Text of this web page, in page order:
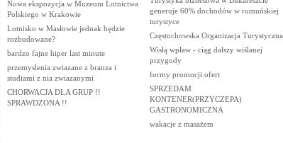
Nowa ekspozycja w Muzeum Lotnictwa
Polskiego w Krakowie
Lotnisko w Masłowie jednak będzie
rozbudowane?
bardzo fajne hiper last minute
przemyslenia zwiazane z branza i
studiami z nia zwiazanymi
CHORWACJA DLA GRUP !!
SPRAWDZONA !!
generuje 60% dochodów w rumuńskiej
turystyce
Częstochowska Organizacja Turystyczna
Wisłą wpław - ciąg dalszy wiślanej
przygody
formy promocji ofert
SPRZEDAM
KONTENER(PRZYCZEPA)
GASTRONOMICZNA
wakacje z masażem